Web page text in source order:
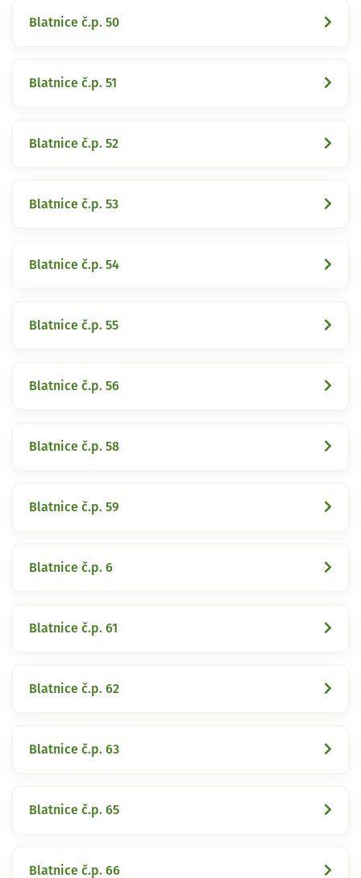
Blatnice č.p. 50
Blatnice č.p. 51
Blatnice č.p. 52
Blatnice č.p. 53
Blatnice č.p. 54
Blatnice č.p. 55
Blatnice č.p. 56
Blatnice č.p. 58
Blatnice č.p. 59
Blatnice č.p. 6
Blatnice č.p. 61
Blatnice č.p. 62
Blatnice č.p. 63
Blatnice č.p. 65
Blatnice č.p. 66